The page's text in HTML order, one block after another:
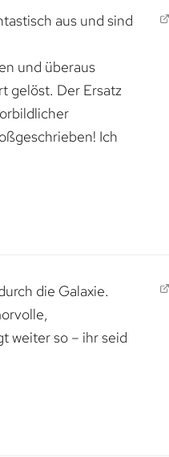
aus und sind
und überaus
gelöst. Der Ersatz
Ich
die Galaxie.
weiter so – ihr seid